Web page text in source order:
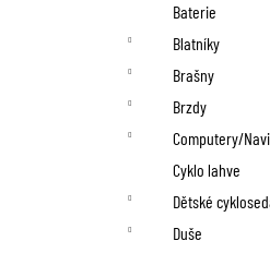
Baterie
Blatníky
Brašny
Brzdy
Computery/
Cyklo lahve
Dětské
Duše